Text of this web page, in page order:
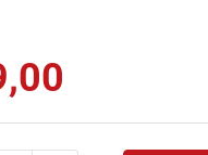
,00